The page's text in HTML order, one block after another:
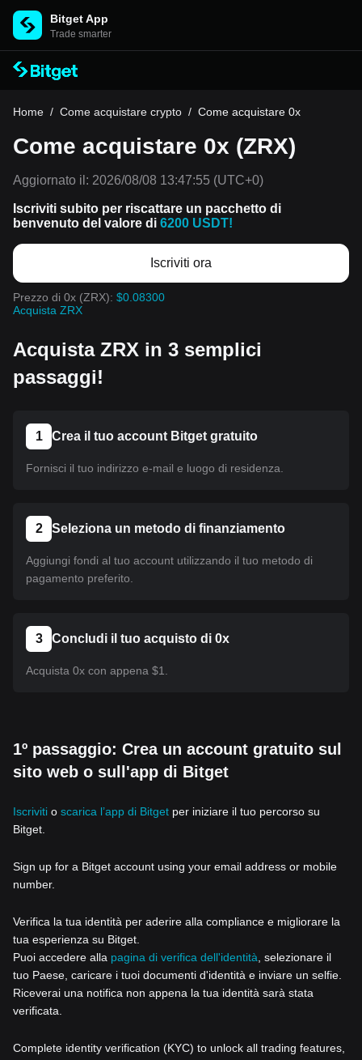
Bitget App
Trade smarter
Home / Come acquistare crypto / Come acquistare 0x
Come acquistare 0x (ZRX)
Aggiornato il: 2026/08/08 13:47:55 (UTC+0)
Iscriviti subito per riscattare un pacchetto di
benvenuto del valore di 6200 USDT!
Iscriviti ora
Prezzo di 0x (ZRX): $0.08300
Acquista ZRX
Acquista ZRX in 3 semplici
passaggi!
1 Crea il tuo account Bitget gratuito
Fornisci il tuo indirizzo e-mail e luogo di residenza.
2 Seleziona un metodo di finanziamento
Aggiungi fondi al tuo account utilizzando il tuo metodo di
pagamento preferito.
3 Concludi il tuo acquisto di 0x
Acquista 0x con appena $1.
1º passaggio: Crea un account gratuito sul
sito web o sull'app di Bitget
Iscriviti o scarica l’app di Bitget per iniziare il tuo percorso su
Bitget.
Sign up for a Bitget account using your email address or mobile
number.
Verifica la tua identità per aderire alla compliance e migliorare la
tua esperienza su Bitget.
Puoi accedere alla pagina di verifica dell'identità , selezionare il
tuo Paese, caricare i tuoi documenti d'identità e inviare un selfie.
Riceverai una notifica non appena la tua identità sarà stata
verificata.
Complete identity verification (KYC) to unlock all trading features,